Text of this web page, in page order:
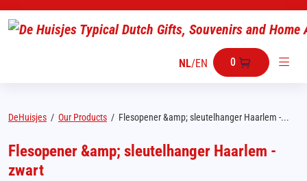
NL/EN 0
DeHuisjes / Our Products / Flesopener &amp; sleutelhanger Haarlem -...
Flesopener &amp; sleutelhanger Haarlem -
zwart